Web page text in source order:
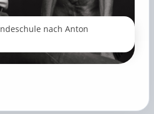
nach Anton